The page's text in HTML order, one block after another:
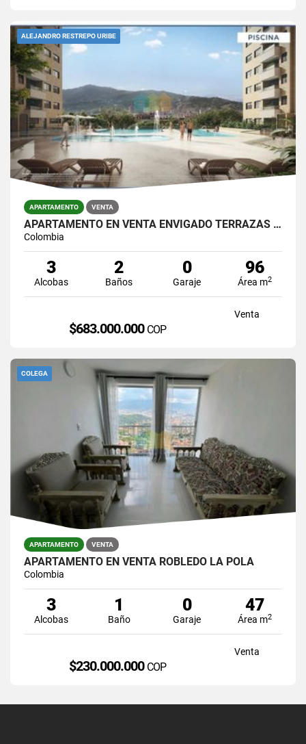
ALEJANDRO RESTREPO URIBE
APARTAMENTO VENTA
APARTAMENTO EN VENTA ENVIGADO TERRAZAS DEL RIO
Colombia
3
Alcobas
2
Baños
0
Garaje
96
Área m2
Venta
$683.000.000 COP
COLEGA
APARTAMENTO VENTA
APARTAMENTO EN VENTA ROBLEDO LA POLA
Colombia
3
Alcobas
1
Baño
0
Garaje
47
Área m2
Venta
$230.000.000 COP